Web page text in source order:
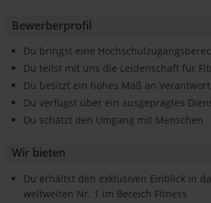
Bewerberprofil
Du bringst eine
Du teilst mit uns die Leidenschaft für
Du besitzt ein hohes Maß an
Du verfügst über ein ausgeprägtes
Du schätzt den Umgang mit Menschen
Wir bieten
Du erhältst den exklusiven Einblick in
weltweiten Nr. 1 im Bereich Fitness